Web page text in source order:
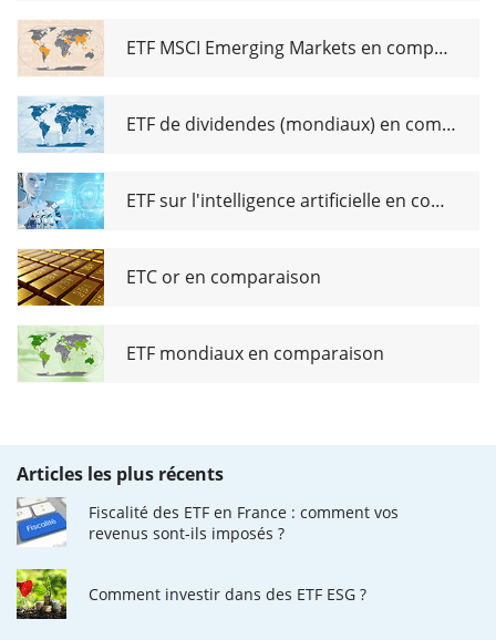
ETF MSCI Emerging Markets en comparaison
ETF de dividendes (mondiaux) en comparaison
ETF sur l'intelligence artificielle en comparaison
ETC or en comparaison
ETF mondiaux en comparaison
Articles les plus récents
Fiscalité des ETF en France : comment vos
revenus sont-ils imposés ?
Comment investir dans des ETF ESG ?